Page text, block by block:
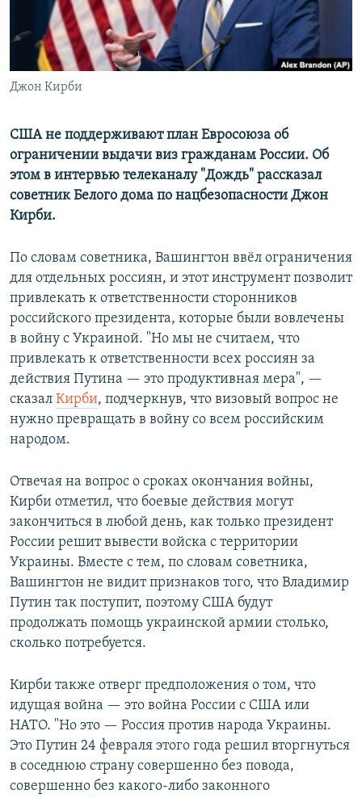
СОЦИАЛЬНЫЕ СЕТИ
Все сайты РСЕ/РС
Джон Кирби
США не поддерживают план Евросоюза об
ограничении выдачи виз гражданам России. Об
этом в интервью телеканалу "Дождь" рассказал
советник Белого дома по нацбезопасности Джон
Кирби.
По словам советника, Вашингтон ввёл ограничения
для отдельных россиян, и этот инструмент позволит
привлекать к ответственности сторонников
российского президента, которые были вовлечены
в войну с Украиной. "Но мы не считаем, что
привлекать к ответственности всех россиян за
действия Путина — это продуктивная мера", —
сказал Кирби, подчеркнув, что визовый вопрос не
нужно превращать в войну со всем российским
народом.
Отвечая на вопрос о сроках окончания войны,
Кирби отметил, что боевые действия могут
закончиться в любой день, как только президент
России решит вывести войска с территории
Украины. Вместе с тем, по словам советника,
Вашингтон не видит признаков того, что Владимир
Путин так поступит, поэтому США будут
продолжать помощь украинской армии столько,
сколько потребуется.
Кирби также отверг предположения о том, что
идущая война — это война России с США или
НАТО. "Но это — Россия против народа Украины.
Это Путин 24 февраля этого года решил вторгнуться
в соседнюю страну совершенно без повода,
совершенно без какого-либо законного